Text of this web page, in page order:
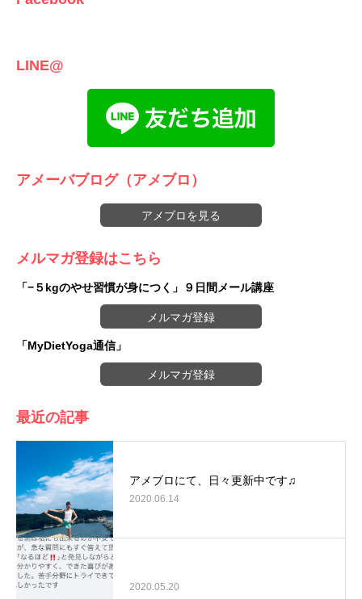
LINE@
アメーバブログ（アメブロ）
アメブロを見る
メルマガ登録はこちら
「−５kgのやせ習慣が身につく」９日間メール講座
メルマガ登録
「MyDietYoga通信」
メルマガ登録
最近の記事
アメブロにて、日々更新中です♫
2020.06.14
2020.05.20